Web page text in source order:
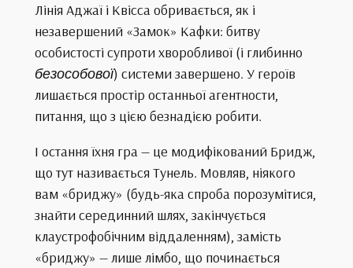
Лінія Аджаї і Квісса обривається, як і
незавершений «Замок» Кафки: битву
особистості супроти хворобливої (і глибинно
безособової) системи завершено. У героїв
лишається простір останньої агентности,
питання, що з цією безнадією робити.
І остання їхня гра — це модифікований Бридж,
що тут називається Тунель. Мовляв, ніякого
вам «бриджу» (будь-яка спроба порозумітися,
знайти серединний шлях, закінчується
клаустрофобічним віддаленням), замість
«бриджу» — лише лімбо, що починається